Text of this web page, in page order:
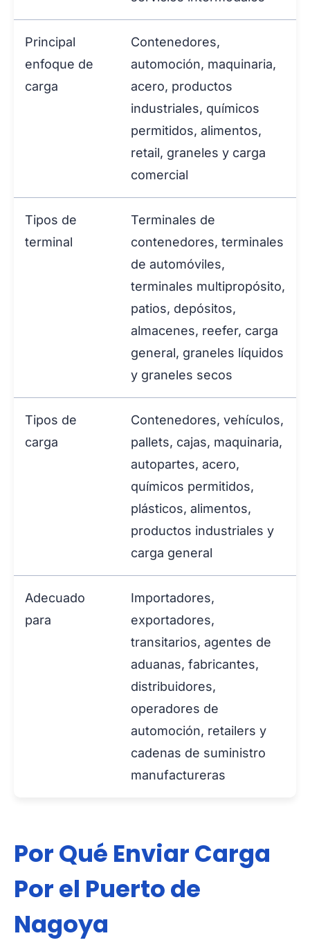
Principal
enfoque de
carga
Contenedores,
automoción, maquinaria,
acero, productos
industriales, químicos
permitidos, alimentos,
retail, graneles y carga
comercial
Tipos de
terminal
Terminales de
contenedores, terminales
de automóviles,
terminales multipropósito,
patios, depósitos,
almacenes, reefer, carga
general, graneles líquidos
y graneles secos
Tipos de
carga
Contenedores, vehículos,
pallets, cajas, maquinaria,
autopartes, acero,
químicos permitidos,
plásticos, alimentos,
productos industriales y
carga general
Adecuado
para
Importadores,
exportadores,
transitarios, agentes de
aduanas, fabricantes,
distribuidores,
operadores de
automoción, retailers y
cadenas de suministro
manufactureras
Por Qué Enviar Carga
Por el Puerto de
Nagoya